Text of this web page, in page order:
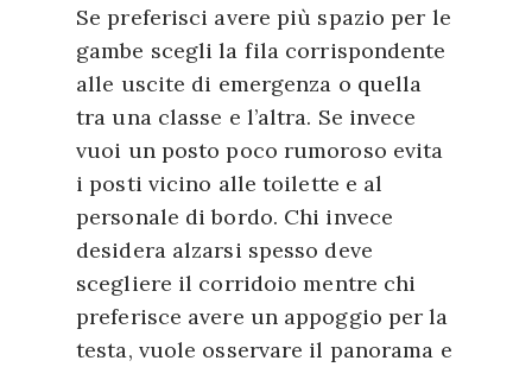
Se preferisci avere più spazio per le
gambe scegli la fila corrispondente
alle uscite di emergenza o quella
tra una classe e l’altra. Se invece
vuoi un posto poco rumoroso evita
i posti vicino alle toilette e al
personale di bordo. Chi invece
desidera alzarsi spesso deve
scegliere il corridoio mentre chi
preferisce avere un appoggio per la
testa, vuole osservare il panorama e